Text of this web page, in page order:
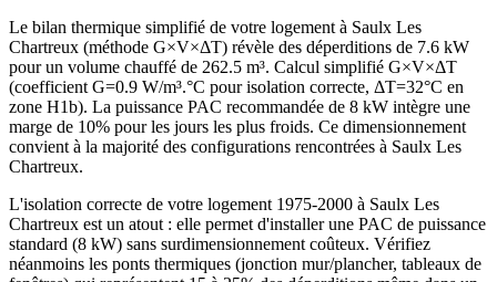
Le bilan thermique simplifié de votre logement à Saulx Les
Chartreux (méthode G×V×ΔT) révèle des déperditions de 7.6 kW
pour un volume chauffé de 262.5 m³. Calcul simplifié G×V×ΔT
(coefficient G=0.9 W/m³.°C pour isolation correcte, ΔT=32°C en
zone H1b). La puissance PAC recommandée de 8 kW intègre une
marge de 10% pour les jours les plus froids. Ce dimensionnement
convient à la majorité des configurations rencontrées à Saulx Les
Chartreux.
L'isolation correcte de votre logement 1975-2000 à Saulx Les
Chartreux est un atout : elle permet d'installer une PAC de puissance
standard (8 kW) sans surdimensionnement coûteux. Vérifiez
néanmoins les ponts thermiques (jonction mur/plancher, tableaux de